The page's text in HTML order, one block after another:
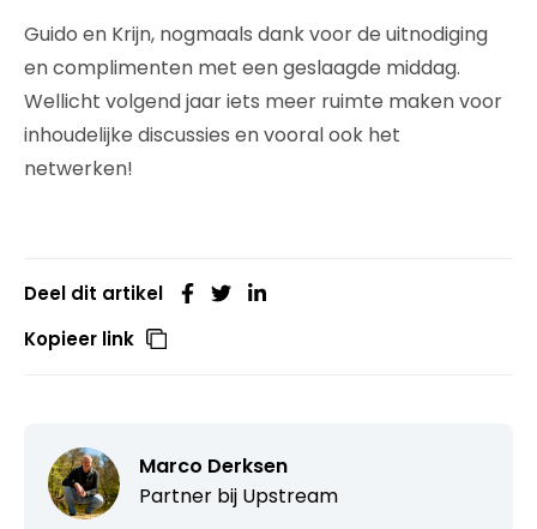
Guido en Krijn, nogmaals dank voor de uitnodiging
en complimenten met een geslaagde middag.
Wellicht volgend jaar iets meer ruimte maken voor
inhoudelijke discussies en vooral ook het
netwerken!
Deel dit artikel
Kopieer link
Marco Derksen
Partner bij Upstream